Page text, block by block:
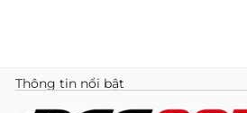
Thông tin nổi bật